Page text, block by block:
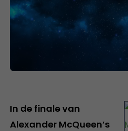
In de finale van
Alexander McQueen’s